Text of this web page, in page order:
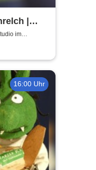
|
im
16:00 Uhr